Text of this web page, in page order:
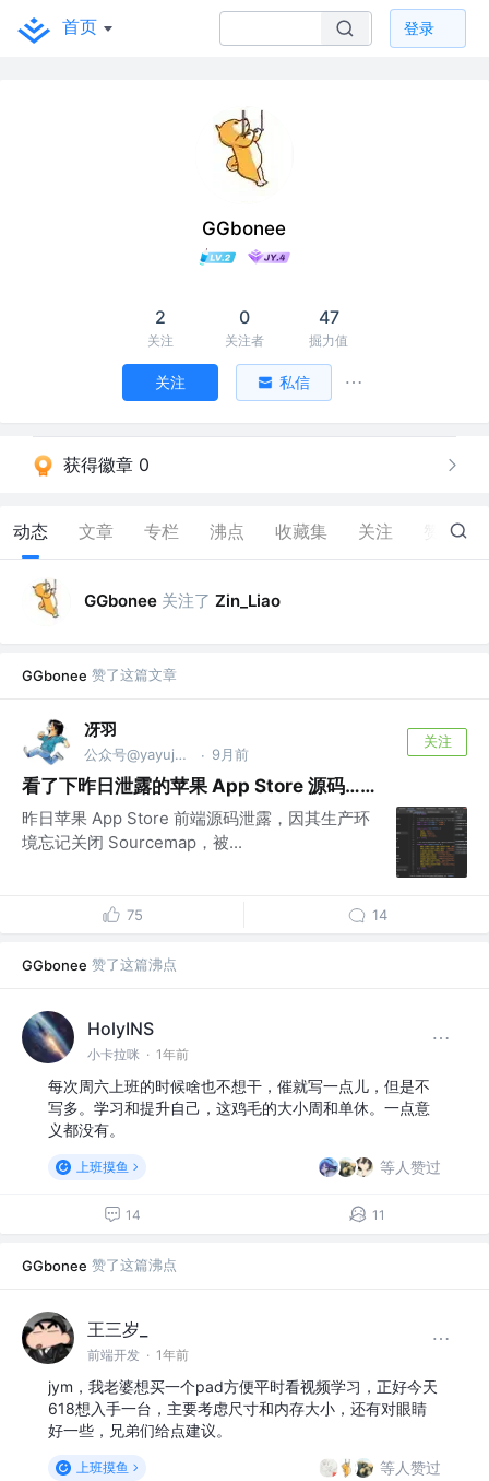
首页 登录
GGbonee
2
关注
0
关注者
47
掘力值
关注 私信
获得徽章 0
动态 文章 专栏 沸点 收藏集 关注 19
GGbonee 关注了 Zin_Liao
GGbonee 赞了这篇文章
冴羽
公众号@yayujs @🏅掘金签约作者 · 9月前
关注
看了下昨日泄露的苹果 App Store 源码……
昨日苹果 App Store 前端源码泄露，因其生产环
境忘记关闭 Sourcemap，被...
75 14
GGbonee 赞了这篇沸点
HolyINS
小卡拉咪 · 1年前
每次周六上班的时候啥也不想干，催就写一点儿，但是不
写多。学习和提升自己，这鸡毛的大小周和单休。一点意
义都没有。
上班摸鱼 等人赞过
14 11
GGbonee 赞了这篇沸点
王三岁_
前端开发 · 1年前
jym，我老婆想买一个pad方便平时看视频学习，正好今天
618想入手一台，主要考虑尺寸和内存大小，还有对眼睛
好一些，兄弟们给点建议。
上班摸鱼 等人赞过